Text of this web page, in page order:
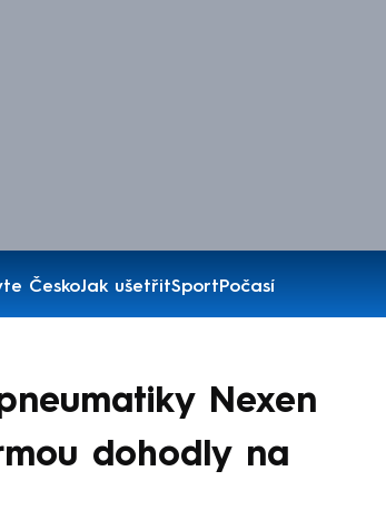
ČeskoJak ušetřitSportPočasí
Nexen
dohodly na